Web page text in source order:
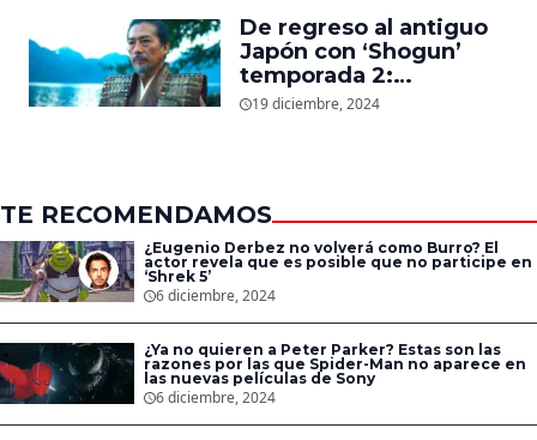
De regreso al antiguo
Japón con ‘Shogun’
temporada 2:
Showrunners explican
19 diciembre, 2024
TE RECOMENDAMOS
¿Eugenio Derbez no volverá como Burro? El
actor revela que es posible que no participe en
‘Shrek 5’
6 diciembre, 2024
¿Ya no quieren a Peter Parker? Estas son las
razones por las que Spider-Man no aparece en
las nuevas películas de Sony
6 diciembre, 2024